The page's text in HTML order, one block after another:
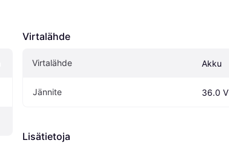
Virtalähde
Virtalähde Akku
Jännite 36.0 V
Lisätietoja